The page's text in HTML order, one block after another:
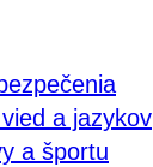
a jazykov
a športu